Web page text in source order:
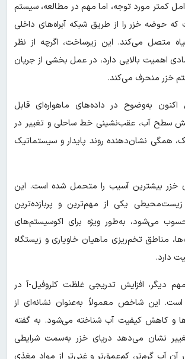
کمتر مورد توجه، اما مهم در مطالعه، سیستم
که حوضه خزر را از طریق شبکه آبراه‌های داخلی
متصل می‌کند. این زیرساخت، اگرچه از نظر
اهمیت بالایی دارد، در عمل بخشی از جریان
خزر منحرف می‌کند.
به‌وضوح در داده‌های ماهواره‌ای قابل
سطح آب، عقب‌نشینی خط ساحلی و تغییر در
همگی نشان‌دهنده روند پایدار و سیستماتیک
خزر بیشترین آسیب را متحمل شده است. این
یکی از مهم‌ترین و پربازده‌ترین
می‌شود، به‌طور ویژه برای اکوسیستم‌های
مناطق تخم‌ریزی ماهیان خاویاری و زیستگاه
دارد.
دیگر، افزایش تدریجی غلظت کلروفیل-آ در
این شاخص معمولاً به‌عنوان نشانه‌ای از
و کاهش کیفیت آب شناخته می‌شود. به گفته
نشان می‌دهد دریای خزر به‌سمت شرایطی
آب گرم‌تر، کم‌عمق‌تر و غنی‌تر از مواد مغذی